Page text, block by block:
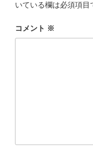
いている欄は必須項目
コメント ※